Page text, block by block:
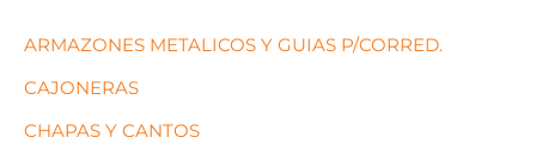
ARMAZONES METALICOS Y GUIAS P/CORRED.
CAJONERAS
CHAPAS Y CANTOS